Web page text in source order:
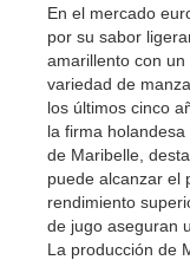
En el mercado
por su sabor
amarillento con
variedad de
los últimos cinco
la firma
de Maribelle,
puede alcanzar el
rendimiento
de jugo aseguran
La producción de